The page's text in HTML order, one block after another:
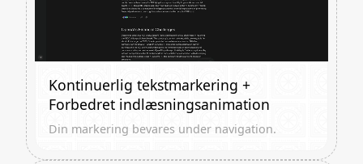
Kontinuerlig tekstmarkering +
Forbedret indlæsningsanimation
Din markering bevares under navigation.